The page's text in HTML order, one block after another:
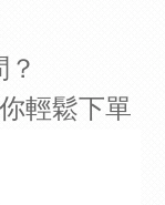
輕鬆下單